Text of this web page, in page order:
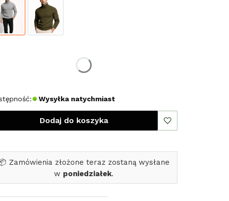
Wysyłka natychmiast
Dodaj do koszyka
Zamówienia złożone teraz zostaną wysłane
w poniedziałek.